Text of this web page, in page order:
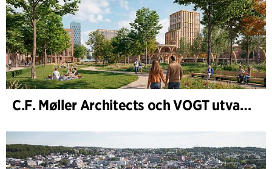
C.F. Møller Architects och VOGT utvalda att forma framtidens Hamburg-Altona